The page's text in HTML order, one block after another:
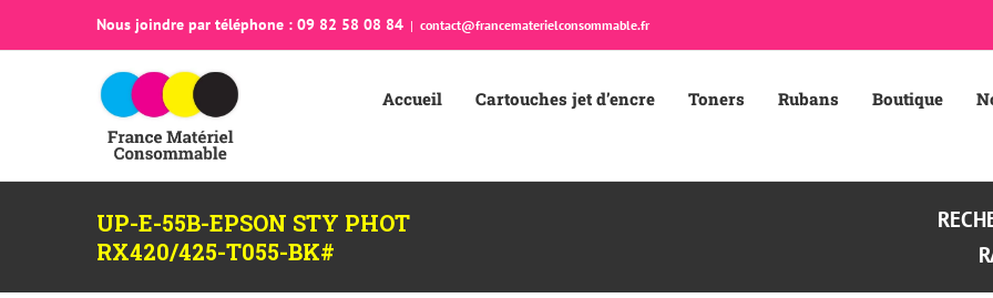
Nous joindre par téléphone : 09 82 58 08 84 | contact@francematerielconsommable.fr
Accueil Cartouches jet d’encre Toners Rubans Boutique
UP-E-55B-EPSON STY PHOT
RX420/425-T055-BK#